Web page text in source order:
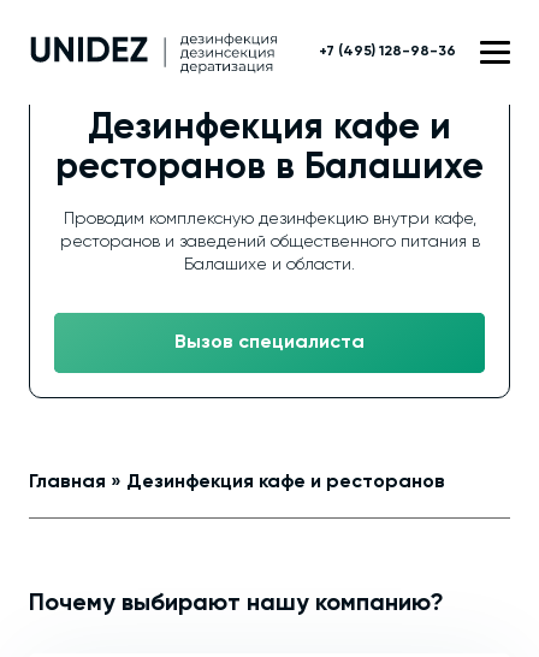
+7 (495) 128-98-36
Дезинфекция кафе и
ресторанов в Балашихе
Проводим комплексную дезинфекцию внутри кафе,
ресторанов и заведений общественного питания в
Балашихе и области.
Вызов специалиста
Главная » Дезинфекция кафе и ресторанов
Почему выбирают нашу компанию?